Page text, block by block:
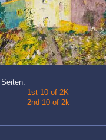
Seiten:
1st 10 of 2K
2nd 10 of 2k